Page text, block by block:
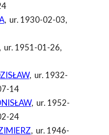
, ur. 1930-02-03,
ur. 1951-01-26,
, ur. 1932-
14
, ur. 1952-
24
, ur. 1946-